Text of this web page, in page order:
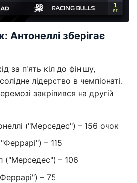
Антонеллі зберігає
за п'ять кіл до фінішу,
лідерство в чемпіонаті.
закріпився на другій
("Мерседес") – 156 очок
– 115
– 106
– 75